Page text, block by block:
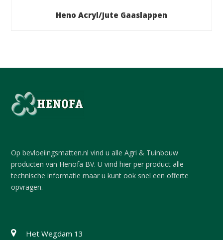
Heno Acryl/Jute Gaaslappen
Op bevloeiingsmatten.nl vind u alle Agri & Tuinbouw
producten van Henofa BV. U vind hier per product alle
technische informatie maar u kunt ook snel een offerte
opvragen.
Het Wegdam 13